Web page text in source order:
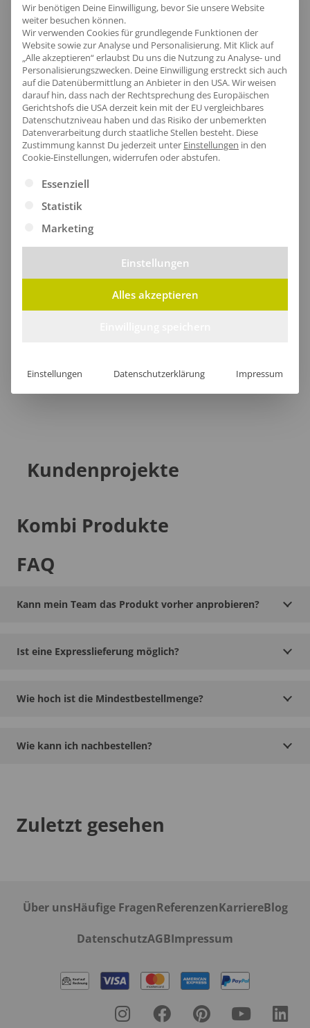
Artikel-Nr.:NE90004
Geschlecht:Unisex
Obermaterial:100% Baumwolle
Grammatur:120 g/m²
Pflegehinweis:40 °C waschbar|Bügeln
erlaubt|Trockner geeignet
Zertifikate: Bio-Baumwolle|EU Ecolabel|Faire
Arbeitsbedingungen|Fairtrade-zertifizierte
Baumwolle|Oeko-Tex 100|SA8000
Größentabelle
Lieferzeit
[jgm-review-widget]
Kundenprojekte
Kombi Produkte
FAQ
Kann mein Team das Produkt vorher anprobieren?
Ist eine Expresslieferung möglich?
Wie hoch ist die Mindestbestellmenge?
Wie kann ich nachbestellen?
Zuletzt gesehen
Über unsHäufige FragenReferenzenKarriereBlog
DatenschutzAGBImpressum
Wir benötigen Deine Einwilligung, bevor Sie unsere Website
weiter besuchen können.
Wir verwenden Cookies für grundlegende Funktionen der
Website sowie zur Analyse und Personalisierung. Mit Klick auf
„Alle akzeptieren“ erlaubst Du uns die Nutzung zu Analyse- und
Personalisierungszwecken. Deine Einwilligung erstreckt sich auch
auf die Datenübermittlung an Anbieter in den USA. Wir weisen
darauf hin, dass nach der Rechtsprechung des Europäischen
Gerichtshofs die USA derzeit kein mit der EU vergleichbares
Datenschutzniveau haben und das Risiko der unbemerkten
Datenverarbeitung durch staatliche Stellen besteht. Diese
Zustimmung kannst Du jederzeit unter Einstellungen in den
Cookie-Einstellungen, widerrufen oder abstufen.
Es folgt eine Liste der Service-Gruppen, für die eine
Essenziell
Statistik
Marketing
Einstellungen
Alles akzeptieren
Einstellungen Datenschutzerklärung Impressum